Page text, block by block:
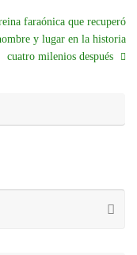
faraónica que recuperó
y lugar en la historia
cuatro milenios después